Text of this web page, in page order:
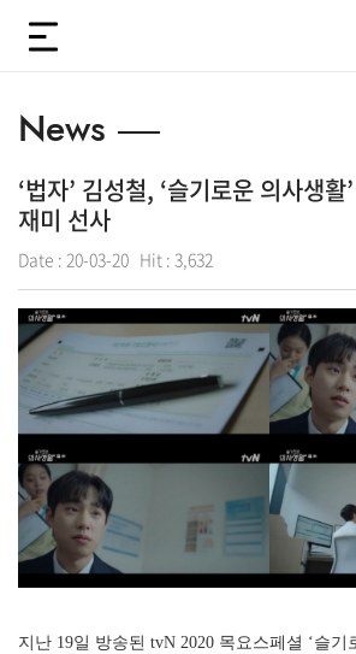
News
‘법자’ 김성철, ‘슬기로운 의사생
재미 선사
Date : 20-03-20 Hit : 3,632
지난 19일 방송된 tvN 2020 목요스페셜 ‘슬기